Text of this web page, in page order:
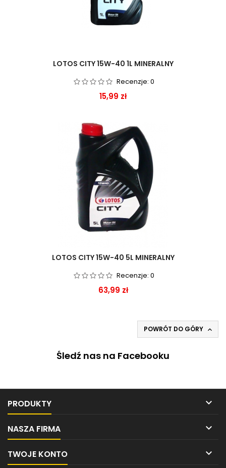
LOTOS CITY 15W-40 1L MINERALNY
Recenzje: 0
Cena
15,99 zł
LOTOS CITY 15W-40 5L MINERALNY
Recenzje: 0
Cena
63,99 zł
POWRÓT DO GÓRY 
Śledź nas na Facebooku
PRODUKTY 
NASZA FIRMA 
TWOJE KONTO 